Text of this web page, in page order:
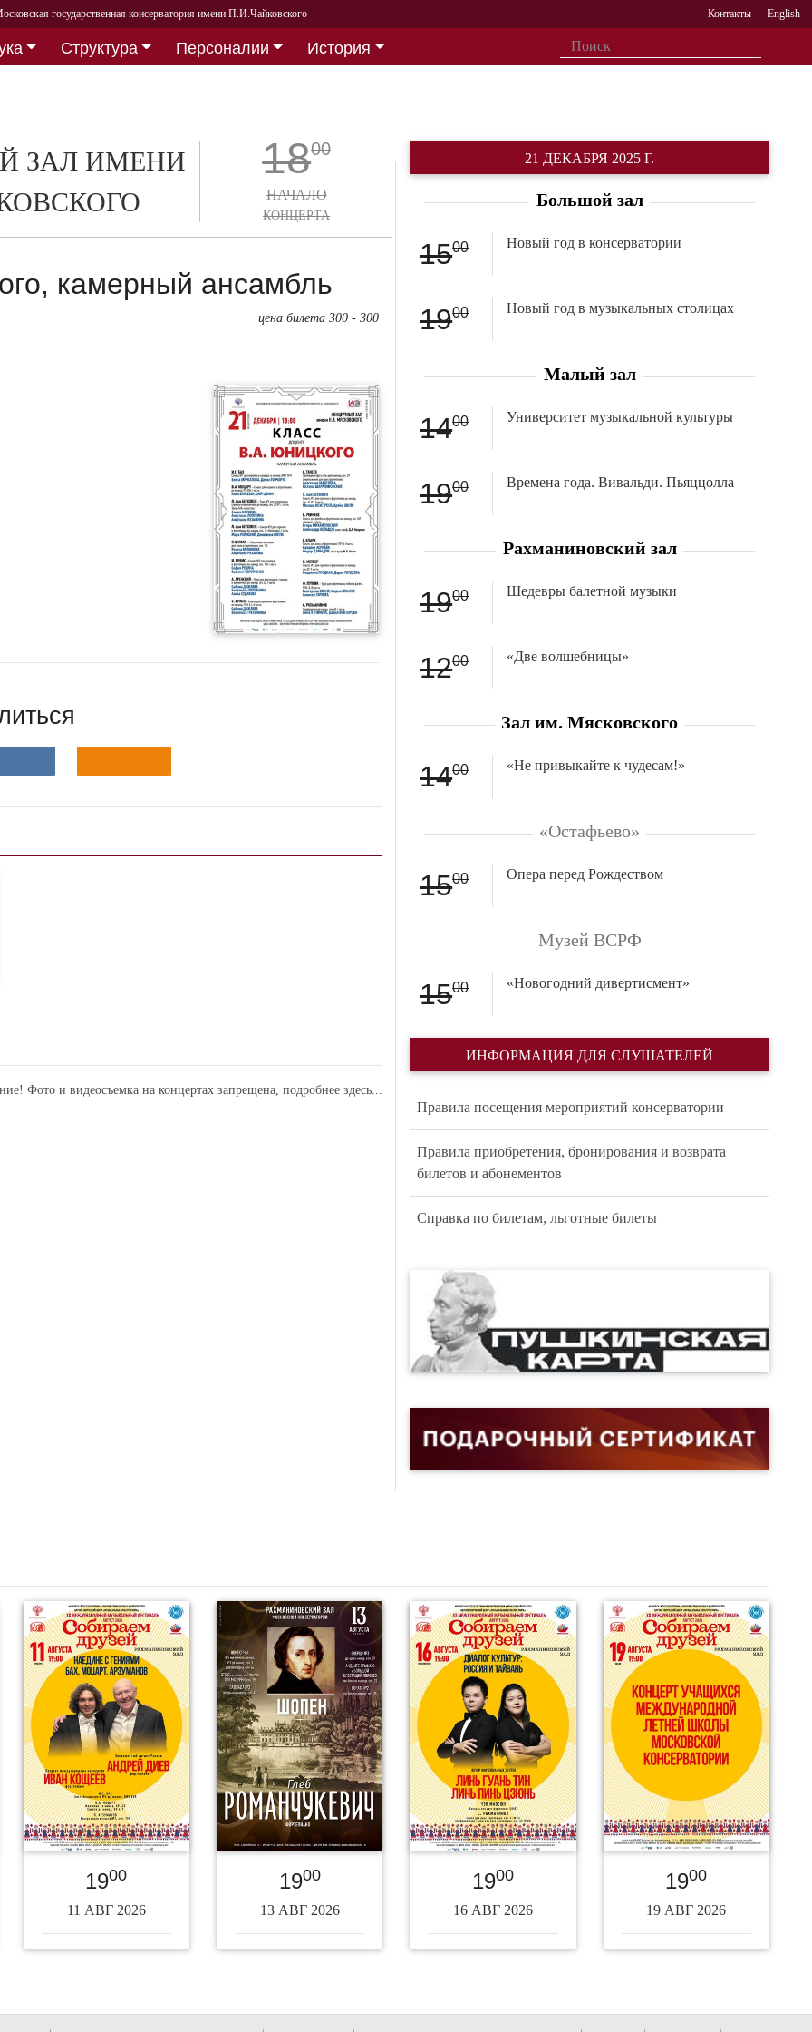
государственная консерватория имени П.И.Чайковского Контакты English
Структура Персоналии История
ЗАЛ ИМЕНИ
1800
НАЧАЛО
КОНЦЕРТА
камерный ансамбль
цена билета 300 - 300
Фото и видеосъемка на концертах запрещена,подробнее здесь...
21 ДЕКАБРЯ 2025 Г.
Большой зал
1500 Новый год в консерватории
1900 Новый год в музыкальных столицах
Малый зал
1400 Университет музыкальной культуры
1900 Времена года. Вивальди. Пьяццолла
Рахманиновский зал
1900 Шедевры балетной музыки
1200 «Две волшебницы»
Зал им. Мясковского
1400 «Не привыкайте к чудесам!»
«Остафьево»
1500 Опера перед Рождеством
Музей ВСРФ
1500 «Новогодний дивертисмент»
ИНФОРМАЦИЯ ДЛЯ СЛУШАТЕЛЕЙ
Правила посещения мероприятий консерватории
Правила приобретения, бронирования и возврата
билетов и абонементов
Справка по билетам, льготные билеты
1900
11 АВГ 2026
1900
13 АВГ 2026
1900
16 АВГ 2026
1900
19 АВГ 2026